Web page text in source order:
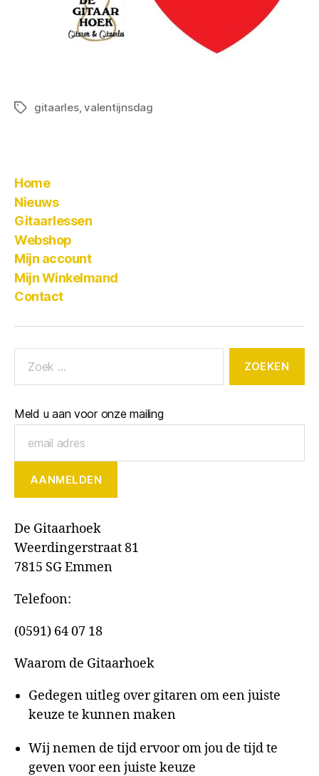
gitaarles,valentijnsdag
Home
Nieuws
Gitaarlessen
Webshop
Mijn account
Mijn Winkelmand
Contact
Meld u aan voor onze mailing
De Gitaarhoek
Weerdingerstraat 81
7815 SG Emmen
Telefoon:
(0591) 64 07 18
Waarom de Gitaarhoek
Gedegen uitleg over gitaren om een juiste
keuze te kunnen maken
Wij nemen de tijd ervoor om jou de tijd te
geven voor een juiste keuze